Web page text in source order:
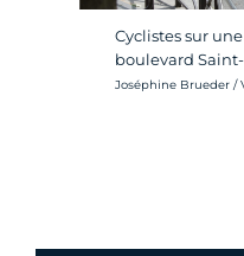
Cyclistes sur
boulevard
Crédit photo :
Joséphine Brueder /